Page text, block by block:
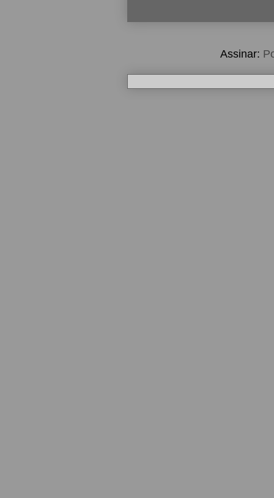
Assinar: